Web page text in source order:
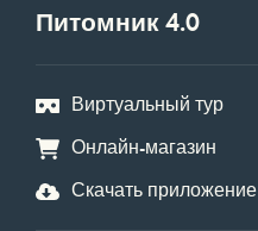
Питомник 4.0
Виртуальный тур
Онлайн-магазин
Скачать приложение